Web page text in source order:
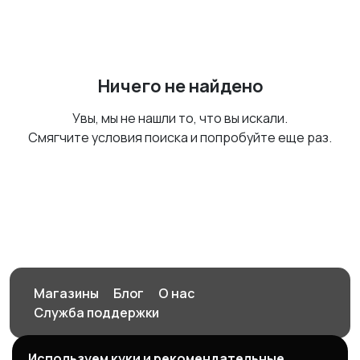
Ничего не найдено
Увы, мы не нашли то, что вы искали.
Смягчите условия поиска и попробуйте еще раз.
Магазины Блог
О нас
Служба поддержки